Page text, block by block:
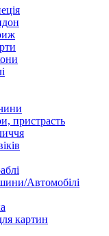
пристрасть
Автомобілі
картин